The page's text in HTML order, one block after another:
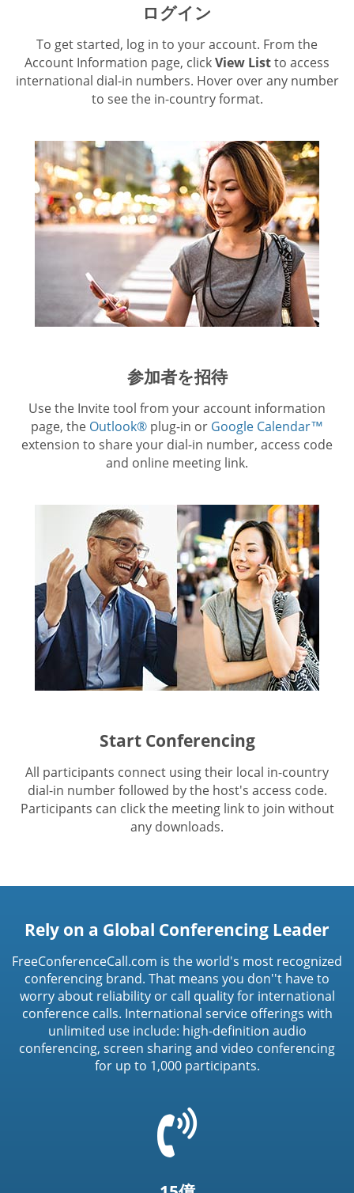
ログイン
To get started, log in to your account. From the
Account Information page, clickView Listto access
international dial-in numbers. Hover over any number
to see the in-country format.
参加者を招待
Use the Invite tool from your account information
page, the Outlook® plug-in or Google Calendar™
extension to share your dial-in number, access code
and online meeting link.
Start Conferencing
All participants connect using their local in-country
dial-in number followed by the host's access code.
Participants can click the meeting link to join without
any downloads.
Rely on a Global Conferencing Leader
FreeConferenceCall.com is the world's most recognized
conferencing brand. That means you don''t have to
worry about reliability or call quality for international
conference calls. International service offerings with
unlimited use include: high-definition audio
conferencing, screen sharing and video conferencing
for up to 1,000 participants.
t('common.phone_icon')